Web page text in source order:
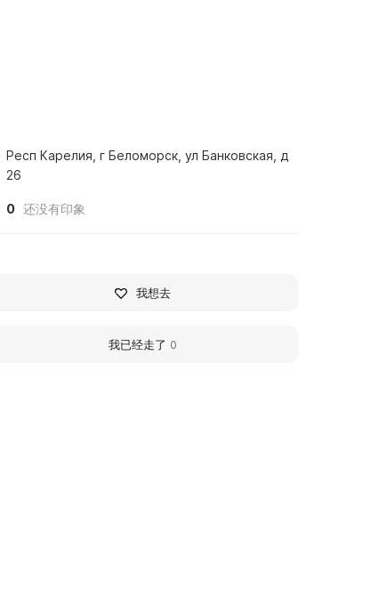
Респ Карелия, г Беломорск, ул Банковская, д
26
0 还没有印象
我想去
我已经走了 0